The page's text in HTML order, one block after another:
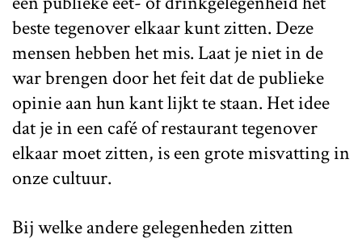
beste tegenover elkaar kunt zitten. Deze
mensen hebben het mis. Laat je niet in de
war brengen door het feit dat de publieke
opinie aan hun kant lijkt te staan. Het idee
dat je in een café of restaurant tegenover
elkaar moet zitten, is een grote misvatting in
onze cultuur.
Bij welke andere gelegenheden zitten